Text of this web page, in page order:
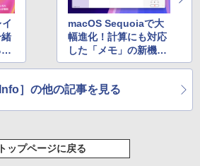
Soundcore Liberty 5 ミッドナイトブ
ク
年アップグレード版】AOKIMI ワイヤ
イヤホン bluetooth イヤホン V12 小型
ング 自動ペアリング Type-C充電 マイク
防水 タッチ式音量調整 スポーツ/通勤/通
らぬ糸
My Road (Stadium ver.)
Amazon 炭酸水 ラベルレス 500ml ×24本
酸水 ペットボトル 500ミリリットル (Sm
Basic)
Amazon 天然水ラベルレス 2L×9本
PIECE モノクロ版 115 (ジャンプコミッ
DIGITAL)
モノクロ版 39 (ジャンプ
ックスDIGITAL)
macOS Sequoiaで大
幅進化！計算にも対応
した「メモ」の新機能
を活用しよう
Info］の他の記事を見る
トップページに戻る